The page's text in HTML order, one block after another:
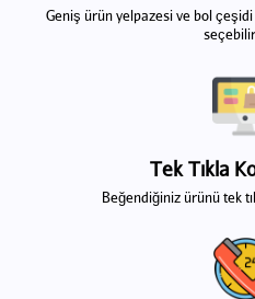
Geniş ürün yelpazesi ve bol
Tek Tıkla
Beğendiğiniz ürünü tek